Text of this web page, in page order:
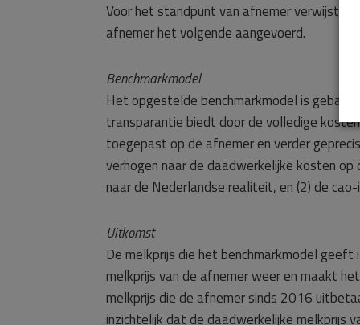
Voor het standpunt van afnemer verwijst
afnemer het volgende aangevoerd.
Benchmarkmodel
Het opgestelde benchmarkmodel is
transparantie biedt door de volledige
toegepast op de afnemer en verder
verhogen naar de daadwerkelijke kosten
naar de Nederlandse realiteit, en (2) de
Uitkomst
De melkprijs die het benchmarkmodel
melkprijs van de afnemer weer en maakt
melkprijs die de afnemer sinds 2016
inzichtelijk dat de daadwerkelijke melkprijs